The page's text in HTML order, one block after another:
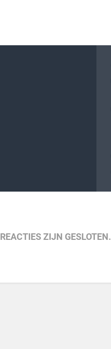
REACTIES ZIJN GESLOTEN.